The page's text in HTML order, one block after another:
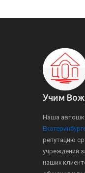
Учим
Наша
репутацию
учреждений
наших